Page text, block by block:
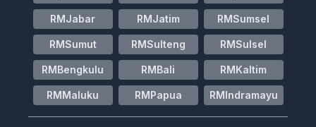
RMJabar RMJatim RMSumsel
RMSumut RMSulteng RMSulsel
RMBengkulu RMBali RMKaltim
RMMaluku RMPapua RMIndramayu